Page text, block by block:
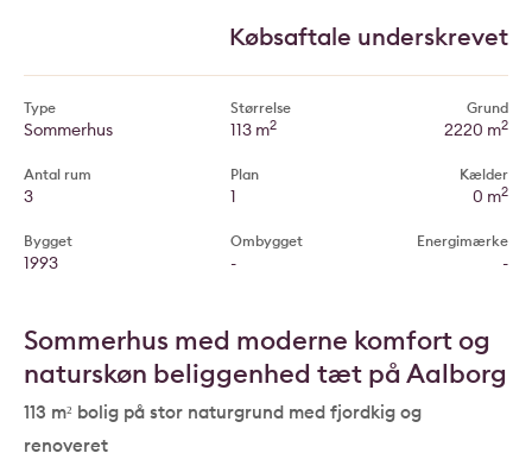
Købsaftale underskrevet
Type
Sommerhus
Antal rum
3
Bygget
1993
Størrelse
113 m2
Plan
1
Ombygget
-
Grund
2220 m2
Kælder
0 m2
Energimærke
-
Sommerhus med moderne komfort og
naturskøn beliggenhed tæt på Aalborg
113 m² bolig på stor naturgrund med fjordkig og
renoveret